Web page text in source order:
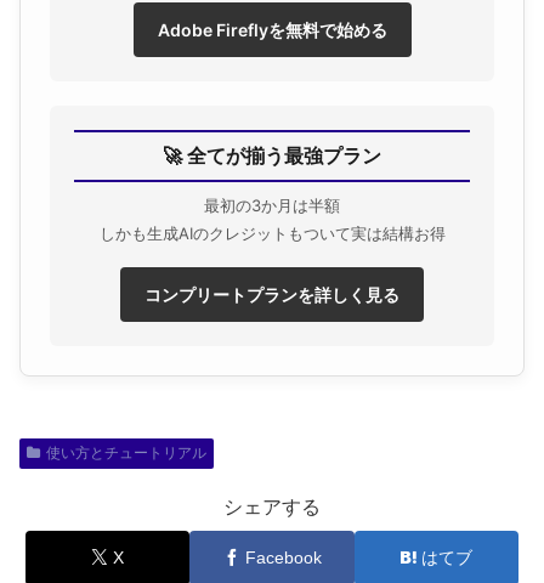
Adobe Fireflyを無料で始める
🚀 全てが揃う最強プラン
最初の3か月は半額
しかも生成AIのクレジットもついて実は結構お得
コンプリートプランを詳しく見る
使い方とチュートリアル
シェアする
X Facebook はてブ